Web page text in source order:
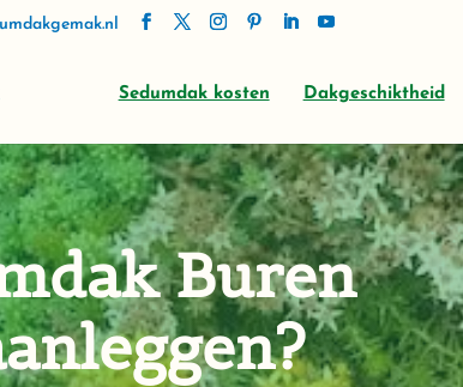
Sedumdak kosten Dakgeschiktheid
Buren